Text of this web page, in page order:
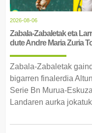
2026-08-06
Zabala-Zabaletak eta
dute Andre Maria Zuria
Zabala-Zabaletak
bigarren finalerdia
Serie Bn Murua-
Landaren aurka